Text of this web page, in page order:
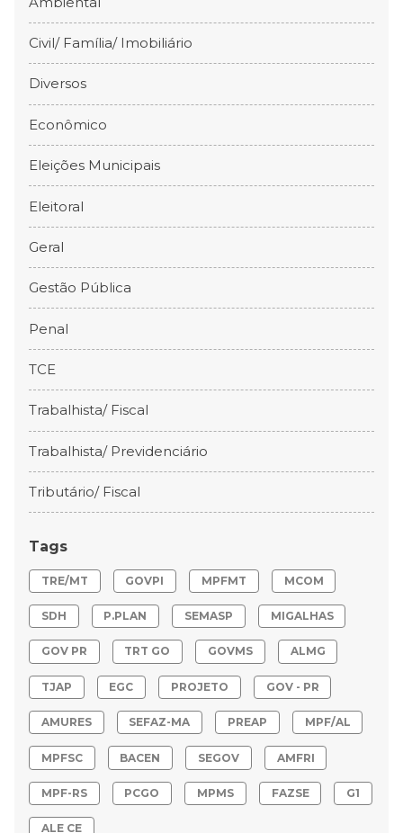
Civil/ Família/ Imobiliário
Diversos
Econômico
Eleições Municipais
Eleitoral
Geral
Gestão Pública
Penal
TCE
Trabalhista/ Fiscal
Trabalhista/ Previdenciário
Tributário/ Fiscal
Tags
TRE/MT GOVPI MPFMT MCOM
SDH P.PLAN SEMASP MIGALHAS
GOV PR TRT GO GOVMS ALMG
TJAP EGC PROJETO GOV - PR
AMURES SEFAZ-MA PREAP MPF/AL
MPFSC BACEN SEGOV AMFRI
MPF-RS PCGO MPMS FAZSE G1
ALE CE